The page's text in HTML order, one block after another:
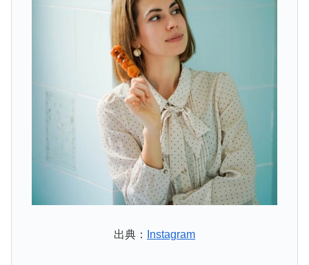
出典： Instagram